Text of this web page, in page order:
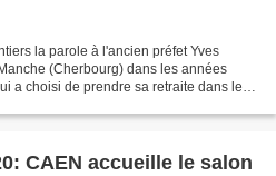
la parole à l'ancien préfet Yves
(Cherbourg) dans les années
a choisi de prendre sa retraite dans le
CAEN accueille le salon